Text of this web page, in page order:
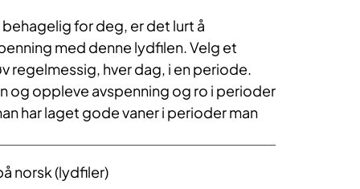
for deg, er det lurt å
med denne lydfilen. Velg et
regelmessig, hver dag, i en periode.
og oppleve avspenning og ro i perioder
har laget gode vaner i perioder man
norsk (lydfiler)